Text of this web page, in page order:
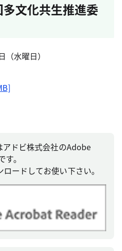
文化共生推進委
（水曜日）
アドビ株式会社のAdobe
。
ードしてお使い下さい。